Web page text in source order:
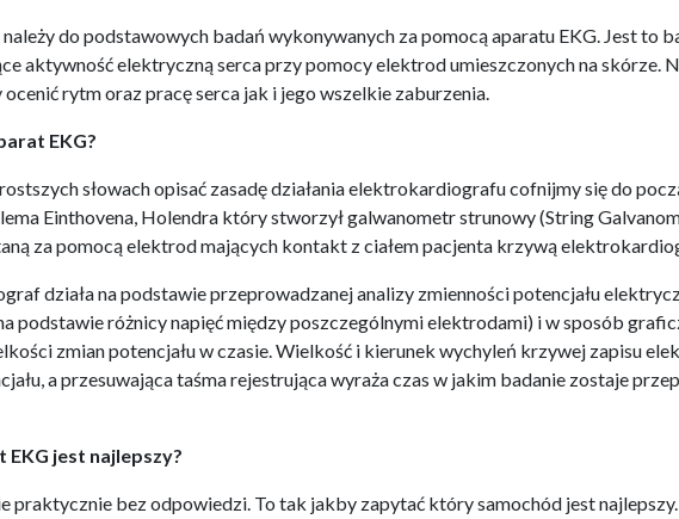
należy do podstawowych badań wykonywanych za pomocą aparatu EKG. Jest to
aktywność elektryczną serca przy pomocy elektrod umieszczonych na skórze.
ocenić rytm oraz pracę serca jak i jego wszelkie zaburzenia.
EKG?
słowach opisać zasadę działania elektrokardiografu cofnijmy się do
Einthovena, Holendra który stworzył galwanometr strunowy (String
za pomocą elektrod mających kontakt z ciałem pacjenta krzywą
działa na podstawie przeprowadzanej analizy zmienności potencjału
podstawie różnicy napięć między poszczególnymi elektrodami) i w sposób
zmian potencjału w czasie. Wielkość i kierunek wychyleń krzywej zapisu
a przesuwająca taśma rejestrująca wyraża czas w jakim badanie zostaje
jest najlepszy?
praktycznie bez odpowiedzi. To tak jakby zapytać który samochód jest